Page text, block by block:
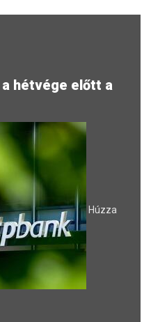
a hétvége előtt a
Húzza